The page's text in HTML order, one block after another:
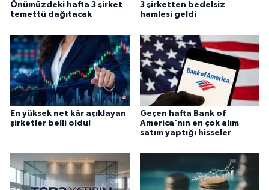
Önümüzdeki hafta 3 şirket
temettü dağıtacak
3 şirketten bedelsiz
hamlesi geldi
En yüksek net kâr açıklayan
şirketler belli oldu!
Geçen hafta Bank of
America'nın en çok alım
satım yaptığı hisseler